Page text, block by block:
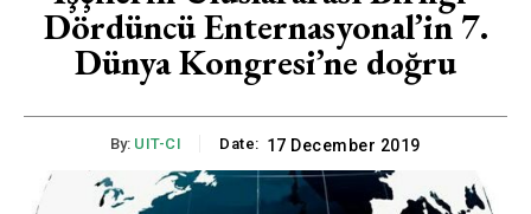
Dördüncü Enternasyonal’in 7.
Dünya Kongresi’ne doğru
By: UIT-CI Date: 17 December 2019